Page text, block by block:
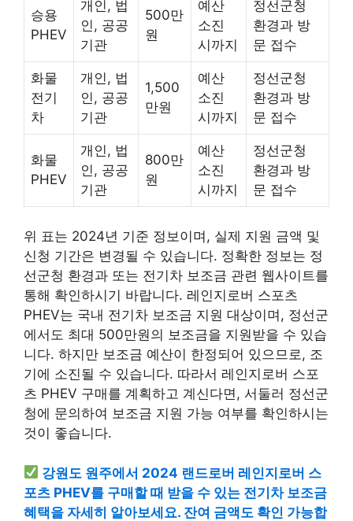
승용
PHEV
개인, 법
인, 공공
기관
500만
원
예산
소진
시까지
정선군청
환경과 방
문 접수
화물
전기
차
개인, 법
인, 공공
기관
1,500
만원
예산
소진
시까지
정선군청
환경과 방
문 접수
화물
PHEV
개인, 법
인, 공공
기관
800만
원
예산
소진
시까지
정선군청
환경과 방
문 접수
위 표는 2024년 기준 정보이며, 실제 지원 금액 및
신청 기간은 변경될 수 있습니다. 정확한 정보는 정
선군청 환경과 또는 전기차 보조금 관련 웹사이트를
통해 확인하시기 바랍니다. 레인지로버 스포츠
PHEV는 국내 전기차 보조금 지원 대상이며, 정선군
에서도 최대 500만원의 보조금을 지원받을 수 있습
니다. 하지만 보조금 예산이 한정되어 있으므로, 조
기에 소진될 수 있습니다. 따라서 레인지로버 스포
츠 PHEV 구매를 계획하고 계신다면, 서둘러 정선군
청에 문의하여 보조금 지원 가능 여부를 확인하시는
것이 좋습니다.
강원도 원주에서 2024 랜드로버 레인지로버 스
포츠 PHEV를 구매할 때 받을 수 있는 전기차 보조금
혜택을 자세히 알아보세요. 잔여 금액도 확인 가능합